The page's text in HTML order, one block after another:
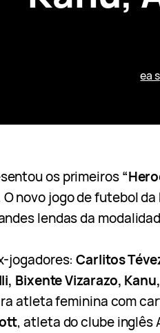
ea
os primeiros
O novo jogo de futebol da
lendas da
jogadores:Carlitos
Bixente Vizarazo,
atleta feminina com
, atleta do clube inglês